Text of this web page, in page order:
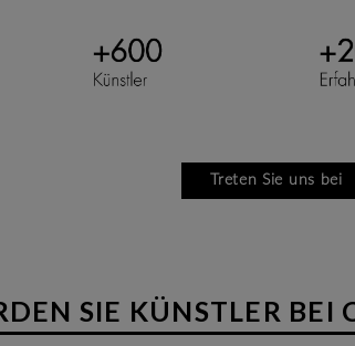
Treten Sie uns bei
SIE KÜNSTLER BEI